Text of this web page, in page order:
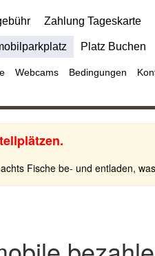
Zahlung Tageskarte
Platz Buchen
Webcams Bedingungen
Fische be- und entladen,